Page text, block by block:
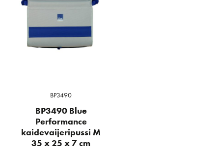
BP3490
BP3490 Blue
Performance
kaidevaijeripussi M
35 x 25 x 7 cm